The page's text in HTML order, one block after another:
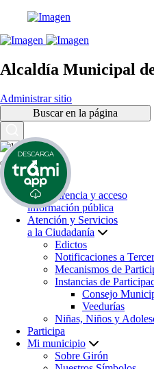
Alcaldía Municipal
Administrar sitio
Buscar en la página
Inicio
Transparencia y acceso
información pública
Atención y Servicios
a la Ciudadanía
Edictos
Notificaciones a
Mecanismos de
Instancias de
Consejo
Veedurías
Niñas, Niños y
Participa
Mi municipio
Sobre Girón
DESCARGA